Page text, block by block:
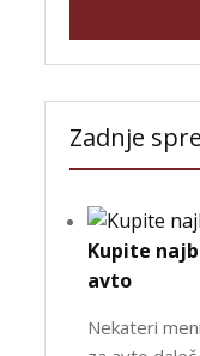
Zadnje
Kupite
avto
Nekateri